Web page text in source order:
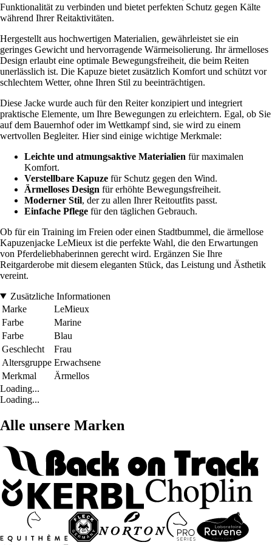
Funktionalität zu verbinden und bietet perfekten Schutz gegen Kälte
während Ihrer Reitaktivitäten.
Hergestellt aus hochwertigen Materialien, gewährleistet sie ein
geringes Gewicht und hervorragende Wärmeisolierung. Ihr ärmelloses
Design erlaubt eine optimale Bewegungsfreiheit, die beim Reiten
unerlässlich ist. Die Kapuze bietet zusätzlich Komfort und schützt vor
schlechtem Wetter, ohne Ihren Stil zu beeinträchtigen.
Diese Jacke wurde auch für den Reiter konzipiert und integriert
praktische Elemente, um Ihre Bewegungen zu erleichtern. Egal, ob Sie
auf dem Bauernhof oder im Wettkampf sind, sie wird zu einem
wertvollen Begleiter. Hier sind einige wichtige Merkmale:
Leichte und atmungsaktive Materialien für maximalen
Komfort.
Verstellbare Kapuze für Schutz gegen den Wind.
Ärmelloses Design für erhöhte Bewegungsfreiheit.
Moderner Stil, der zu allen Ihrer Reitoutfits passt.
Einfache Pflege für den täglichen Gebrauch.
Ob für ein Training im Freien oder einen Stadtbummel, die ärmellose
Kapuzenjacke LeMieux ist die perfekte Wahl, die den Erwartungen
von Pferdeliebhaberinnen gerecht wird. Ergänzen Sie Ihre
Reitgarderobe mit diesem eleganten Stück, das Leistung und Ästhetik
vereint.
Zusätzliche Informationen
Marke
LeMieux
Farbe
Marine
Farbe
Blau
Geschlecht
Frau
Altersgruppe Erwachsene
Merkmal
Ärmellos
Loading...
Loading...
Alle unsere Marken